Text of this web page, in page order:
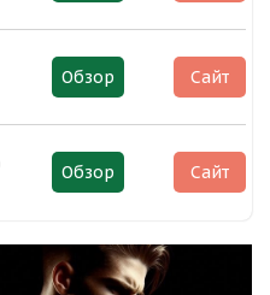
Обзор Сайт
Обзор Сайт